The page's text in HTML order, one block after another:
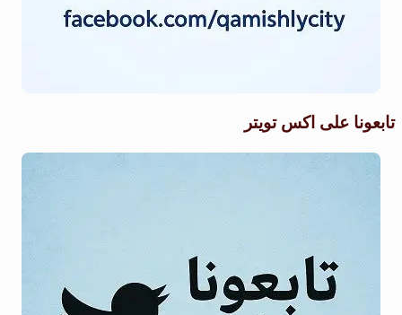
تابعونا على اكس تويتر